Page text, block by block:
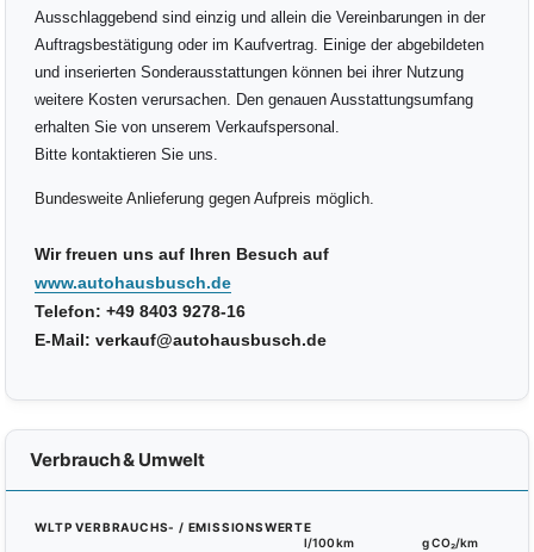
Ausschlaggebend sind einzig und allein die Vereinbarungen in der
Auftragsbestätigung oder im Kaufvertrag. Einige der abgebildeten
und inserierten Sonderausstattungen können bei ihrer Nutzung
weitere Kosten verursachen. Den genauen Ausstattungsumfang
erhalten Sie von unserem Verkaufspersonal.
Bitte kontaktieren Sie uns.
Bundesweite Anlieferung gegen Aufpreis möglich.
Wir freuen uns auf Ihren Besuch auf
www.autohausbusch.de
Telefon: +49 8403 9278-16
E-Mail: verkauf@autohausbusch.de
Verbrauch & Umwelt
WLTP VERBRAUCHS- / EMISSIONSWERTE
l/100km
g CO₂/km